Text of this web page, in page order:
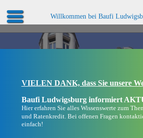
Willkommen bei Baufi
VIELEN DANK, dass Sie unsere
Baufi Ludwigsburg informiert
Hier erfahren Sie alles Wissenswerte zum
und Ratenkredit. Bei offenen Fragen
einfach!